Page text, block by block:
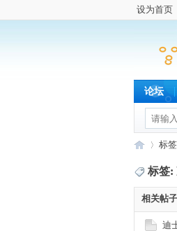
设为首页
论坛
丁 ›
标签
标签:
相关帖子
迪